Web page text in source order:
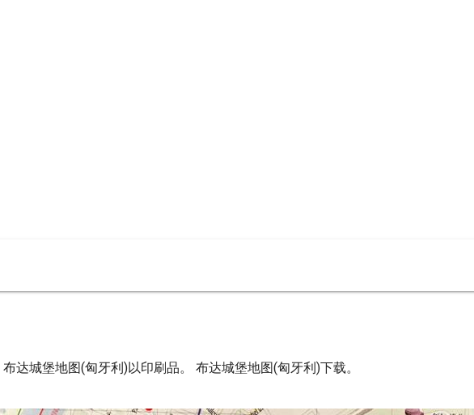
达城堡地图(匈牙利)以印刷品。 布达城堡地图(匈牙利)下载。